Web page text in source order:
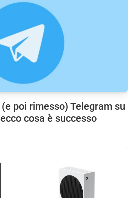
poi rimesso) Telegram su
cosa è successo